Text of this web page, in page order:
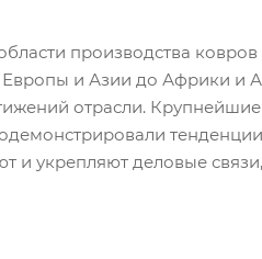
производства
и Азии до Африки и
отрасли.
и укрепляют деловые